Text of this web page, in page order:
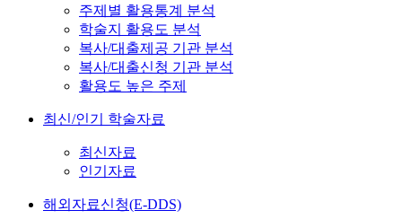
주제별 활용통계 분석
학술지 활용도 분석
복사/대출제공 기관 분석
복사/대출신청 기관 분석
활용도 높은 주제
최신/인기 학술자료
최신자료
인기자료
해외자료신청(E-DDS)